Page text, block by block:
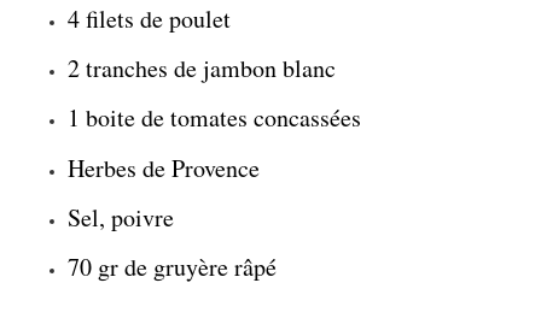
4 filets de poulet
2 tranches de jambon blanc
1 boite de tomates concassées
Herbes de Provence
Sel, poivre
70 gr de gruyère râpé